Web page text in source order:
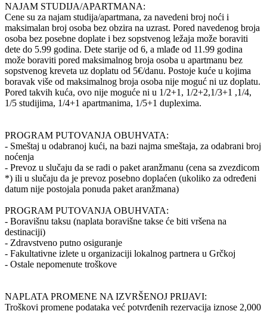
NAJAM STUDIJA/APARTMANA:
Cene su za najam studija/apartmana, za navedeni broj noći i
maksimalan broj osoba bez obzira na uzrast. Pored navedenog broja
osoba bez posebne doplate i bez sopstvenog ležaja može boraviti
dete do 5.99 godina. Dete starije od 6, a mlađe od 11.99 godina
može boraviti pored maksimalnog broja osoba u apartmanu bez
sopstvenog kreveta uz doplatu od 5€/danu. Postoje kuće u kojima
boravak više od maksimalnog broja osoba nije moguć ni uz doplatu.
Pored takvih kuća, ovo nije moguće ni u 1/2+1, 1/2+2,1/3+1 ,1/4,
1/5 studijima, 1/4+1 apartmanima, 1/5+1 duplexima.
PROGRAM PUTOVANJA OBUHVATA:
- Smeštaj u odabranoj kući, na bazi najma smeštaja, za odabrani broj
noćenja
- Prevoz u slučaju da se radi o paket aranžmanu (cena sa zvezdicom
*) ili u slučaju da je prevoz posebno doplaćen (ukoliko za određeni
datum nije postojala ponuda paket aranžmana)
PROGRAM PUTOVANJA OBUHVATA:
- Boravišnu taksu (naplata boravišne takse će biti vršena na
destinaciji)
- Zdravstveno putno osiguranje
- Fakultativne izlete u organizaciji lokalnog partnera u Grčkoj
- Ostale nepomenute troškove
NAPLATA PROMENE NA IZVRŠENOJ PRIJAVI:
Troškovi promene podataka već potvrđenih rezervacija iznose 2,000